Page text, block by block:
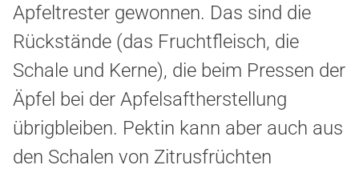
Apfeltrester gewonnen. Das sind die
Rückstände (das Fruchtfleisch, die
Schale und Kerne), die beim Pressen der
Äpfel bei der Apfelsaftherstellung
übrigbleiben. Pektin kann aber auch aus
den Schalen von Zitrusfrüchten